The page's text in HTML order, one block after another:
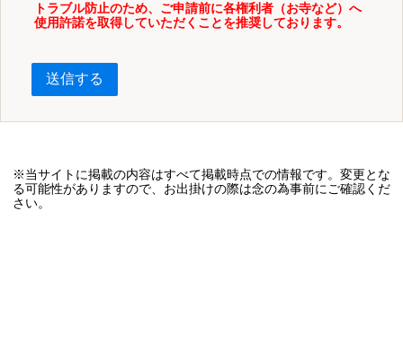
トラブル防止のため、ご申請前に各権利者（お寺など）へ
使用許諾を取得していただくことを推奨しております。
送信する
※当サイトに掲載の内容はすべて掲載時点での情報です。変更とな
る可能性がありますので、お出掛けの際は念の為事前にご確認くだ
さい。